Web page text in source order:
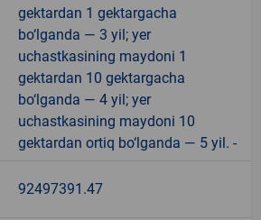
gektardan 1 gektargacha
bo‘lganda — 3 yil; yer
uchastkasining maydoni 1
gektardan 10 gektargacha
bo‘lganda — 4 yil; yer
uchastkasining maydoni 10
gektardan ortiq bo‘lganda — 5 yil. -
92497391.47